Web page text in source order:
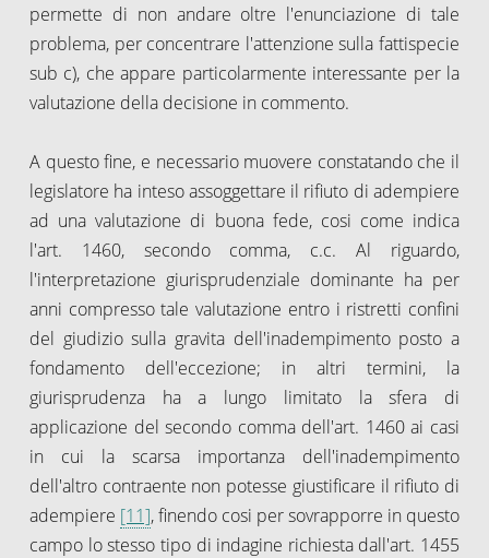
permette di non andare oltre l'enunciazione di tale
problema, per concentrare l'attenzione sulla fattispecie
sub c), che appare particolarmente interessante per la
valutazione della decisione in commento.
A questo fine, e necessario muovere constatando che il
legislatore ha inteso assoggettare il rifiuto di adempiere
ad una valutazione di buona fede, cosi come indica
l'art. 1460, secondo comma, c.c. Al riguardo,
l'interpretazione giurisprudenziale dominante ha per
anni compresso tale valutazione entro i ristretti confini
del giudizio sulla gravita dell'inadempimento posto a
fondamento dell'eccezione; in altri termini, la
giurisprudenza ha a lungo limitato la sfera di
applicazione del secondo comma dell'art. 1460 ai casi
in cui la scarsa importanza dell'inadempimento
dell'altro contraente non potesse giustificare il rifiuto di
adempiere [11], finendo cosi per sovrapporre in questo
campo lo stesso tipo di indagine richiesta dall'art. 1455